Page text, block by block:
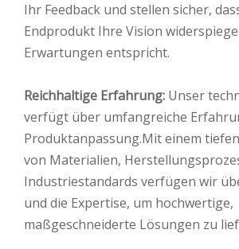
Ihr Feedback und stellen sicher,
Endprodukt Ihre Vision
Erwartungen entspricht.
Reichhaltige Erfahrung: Unser
verfügt über umfangreiche
Produktanpassung.Mit einem
von Materialien,
Industriestandards verfügen wir
und die Expertise, um hochwertige,
maßgeschneiderte Lösungen zu